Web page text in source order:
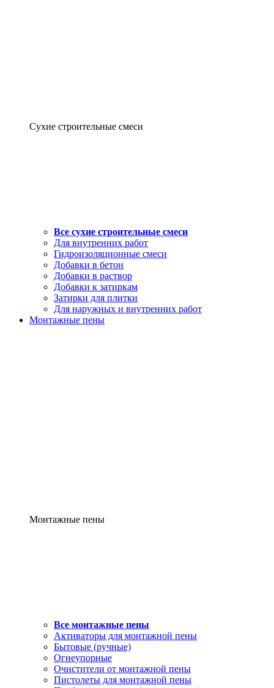
Сухие строительные смеси
Все сухие строительные смеси
Для внутренних работ
Гидроизоляционные смеси
Добавки в бетон
Добавки в раствор
Добавки к затиркам
Затирки для плитки
Для наружных и внутренних работ
Монтажные пены
Монтажные пены
Все монтажные пены
Активаторы для монтажной пены
Бытовые (ручные)
Огнеупорные
Очистители от монтажной пены
Пистолеты для монтажной пены